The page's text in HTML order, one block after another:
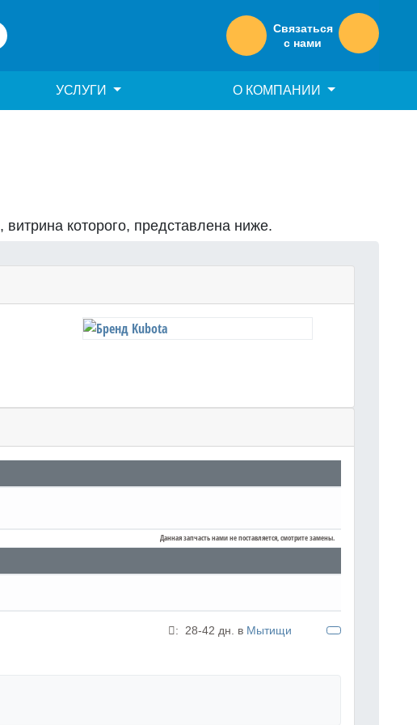
Связаться
с нами
УСЛУГИ О КОМПАНИИ
, витрина которого, представлена ниже.
Данная запчасть нами не поставляется, смотрите замены.
: 28-42 дн. в Мытищи